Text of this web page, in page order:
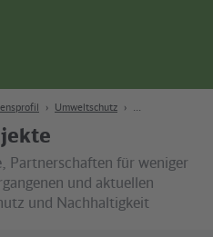
Umweltschutz
Partnerschaften für weniger
und aktuellen
und Nachhaltigkeit